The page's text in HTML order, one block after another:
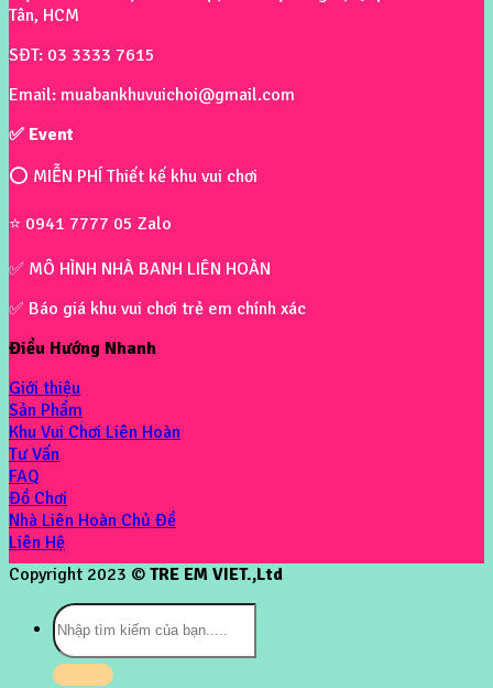
Tân, HCM
SĐT: 03 3333 7615
Email: muabankhuvuichoi@gmail.com
✅ Event
⭕ MIỄN PHÍ Thiết kế khu vui chơi
⭐ 0941 7777 05 Zalo
✅ MÔ HÌNH NHÀ BANH LIÊN HOÀN
✅ Báo giá khu vui chơi trẻ em chính xác
Điều Hướng Nhanh
Giới thiệu
Sản Phẩm
Khu Vui Chơi Liên Hoàn
Tư Vấn
FAQ
Đồ Chơi
Nhà Liên Hoàn Chủ Đề
Liên Hệ
Copyright 2023 © TRE EM VIET.,Ltd
Tìm
kiếm: